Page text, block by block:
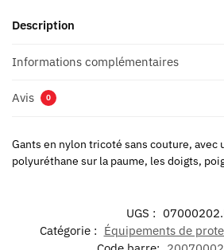
Description
Informations complémentaires
Avis 0
Gants en nylon tricoté sans couture, avec
polyuréthane sur la paume, les doigts,
UGS :
Catégorie : Équipements de